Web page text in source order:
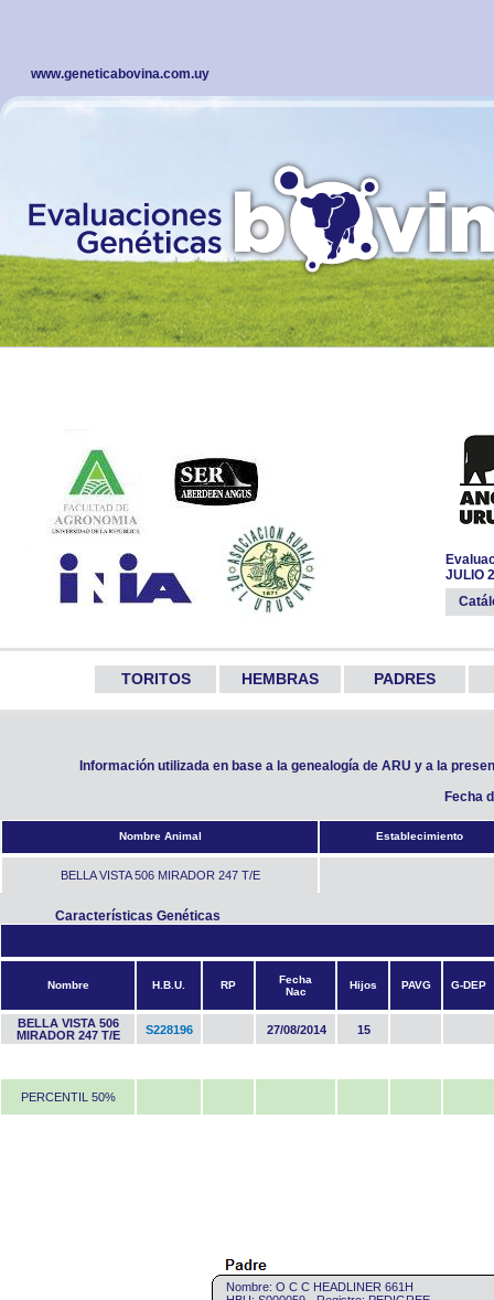
www.geneticabovina.com.uy
JULIO
TORITOS HEMBRAS PADRES
Información utilizada en base a la genealogía de ARU y a la
Fecha
Nombre Animal Establecimiento
BELLA VISTA 506 MIRADOR 247 T/E
Características Genéticas
Nombre H.B.U. RP
Fecha
Nac
Hijos PAVG G-DEP
BELLA VISTA 506
MIRADOR 247 T/E
S228196 27/08/2014 15
PERCENTIL 50%
Nombre: O C C HEADLINER 661H